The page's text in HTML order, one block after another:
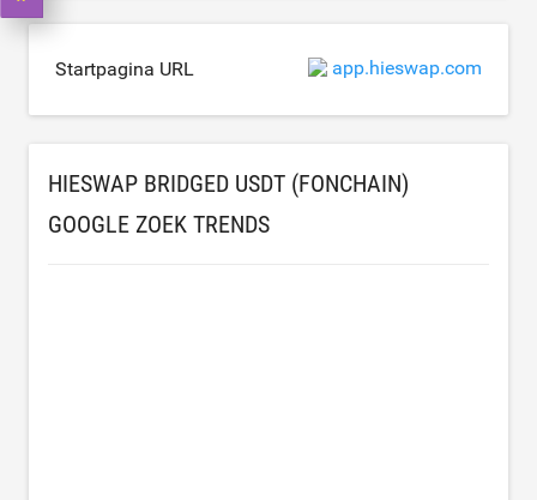
Startpagina URL app.hieswap.com
HIESWAP BRIDGED USDT (FONCHAIN)
GOOGLE ZOEK TRENDS